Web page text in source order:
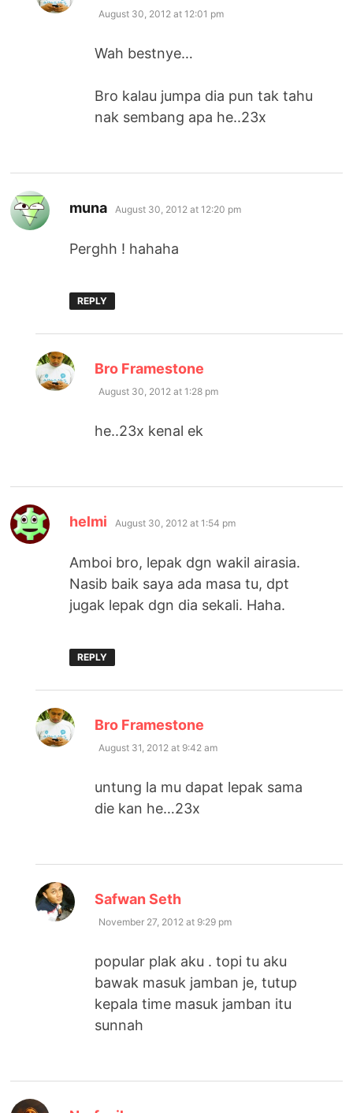
August 30, 2012 at 12:01 pm
Wah bestnye…
Bro kalau jumpa dia pun tak tahu
nak sembang apa he..23x
muna says:
August 30, 2012 at 12:20 pm
Perghh ! hahaha
REPLY
Bro Framestone
August 30, 2012 at 1:28 pm
he..23x kenal ek
helmi says:
August 30, 2012 at 1:54 pm
Amboi bro, lepak dgn wakil airasia.
Nasib baik saya ada masa tu, dpt
jugak lepak dgn dia sekali. Haha.
REPLY
Bro Framestone
August 31, 2012 at 9:42 am
untung la mu dapat lepak sama
die kan he…23x
Safwan Seth
November 27, 2012 at 9:29 pm
popular plak aku . topi tu aku
bawak masuk jamban je, tutup
kepala time masuk jamban itu
sunnah